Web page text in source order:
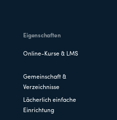
Eigenschaften
Online-Kurse & LMS
Gemeinschaft &
Verzeichnisse
Lächerlich einfache
Einrichtung